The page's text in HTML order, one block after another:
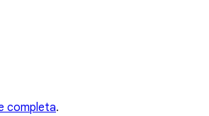
completa.